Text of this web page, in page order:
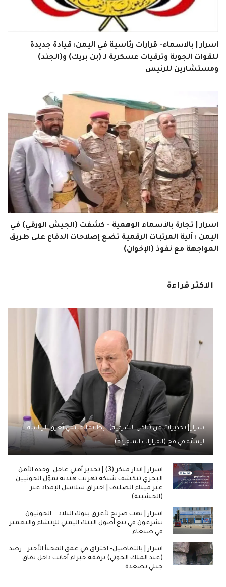
اسرار | بالاسماء- قرارات رئاسية في اليمن: قيادة جديدة
للقوات الجوية وترقيات عسكرية لـ (بن بريك) و(الجند)
ومستشارين للرئيس
اسرار | تجارة بالأسماء الوهمية - كشفت (الجيش الورقي) في
اليمن : آلية المرتبات الرقمية تضع إصلاحات الدفاع على طريق
المواجهة مع نفوذ (الإخوان)
الاكثر قراءة
اسرار | تحذيرات من (تآكل الشرعية).. بطانة العليمي تُغرق الرئاسة
اليمنيّة في فخ (القرارات المنفردة)
اسرار | انذار مبكر (3) | تحذير أمني عاجل: وحدة الأمن
البحري تنكشف شبكة تهريب هندية تموّل الحوثيين
عبر ميناء الصليف | اختراق سلاسل الإمداد عبر
(الخشبية)
اسرار | نهب صريح لأعرق بنوك البلاد .. الحوثيون
يشرعون في بيع أصول البنك اليمني للإنشاء والتعمير
في صنعاء
اسرار | بالتفاصيل- اختراق في عمق المخبأ الأخير.. رصد
(عبد الملك الحوثي) برفقة خبراء أجانب داخل نفاق
جبلي بصعدة